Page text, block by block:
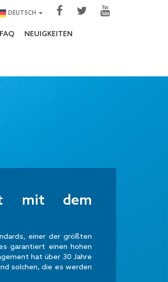
DEUTSCH
FAQ NEUIGKEITEN
mit dem
einer der größten
garantiert einen hohen
hat über 30 Jahre
solchen, die es werden